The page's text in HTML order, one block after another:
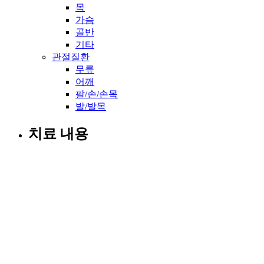
목
가슴
골반
기타
관절질환
무릎
어깨
팔/손/손목
발/발목
치료 내용